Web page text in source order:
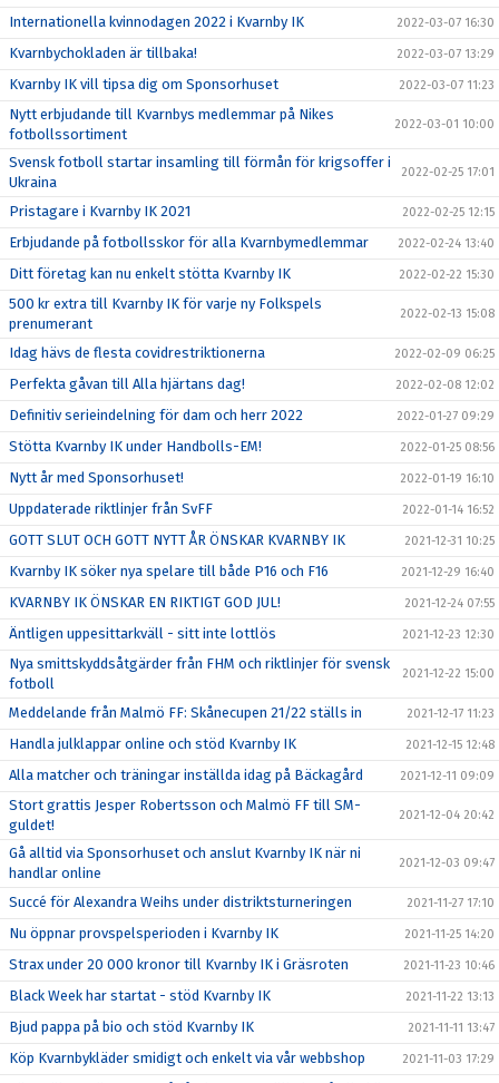
Internationella kvinnodagen 2022 i Kvarnby IK 2022-03-07 16:30
Kvarnbychokladen är tillbaka! 2022-03-07 13:29
Kvarnby IK vill tipsa dig om Sponsorhuset 2022-03-07 11:23
Nytt erbjudande till Kvarnbys medlemmar på Nikes
fotbollssortiment
2022-03-01 10:00
Svensk fotboll startar insamling till förmån för krigsoffer i
Ukraina
2022-02-25 17:01
Pristagare i Kvarnby IK 2021 2022-02-25 12:15
Erbjudande på fotbollsskor för alla Kvarnbymedlemmar 2022-02-24 13:40
Ditt företag kan nu enkelt stötta Kvarnby IK 2022-02-22 15:30
500 kr extra till Kvarnby IK för varje ny Folkspels
prenumerant
2022-02-13 15:08
Idag hävs de flesta covidrestriktionerna 2022-02-09 06:25
Perfekta gåvan till Alla hjärtans dag! 2022-02-08 12:02
Definitiv serieindelning för dam och herr 2022 2022-01-27 09:29
Stötta Kvarnby IK under Handbolls-EM! 2022-01-25 08:56
Nytt år med Sponsorhuset! 2022-01-19 16:10
Uppdaterade riktlinjer från SvFF 2022-01-14 16:52
GOTT SLUT OCH GOTT NYTT ÅR ÖNSKAR KVARNBY IK 2021-12-31 10:25
Kvarnby IK söker nya spelare till både P16 och F16 2021-12-29 16:40
KVARNBY IK ÖNSKAR EN RIKTIGT GOD JUL! 2021-12-24 07:55
Äntligen uppesittarkväll - sitt inte lottlös 2021-12-23 12:30
Nya smittskyddsåtgärder från FHM och riktlinjer för svensk
fotboll
2021-12-22 15:00
Meddelande från Malmö FF: Skånecupen 21/22 ställs in 2021-12-17 11:23
Handla julklappar online och stöd Kvarnby IK 2021-12-15 12:48
Alla matcher och träningar inställda idag på Bäckagård 2021-12-11 09:09
Stort grattis Jesper Robertsson och Malmö FF till SM-
guldet!
2021-12-04 20:42
Gå alltid via Sponsorhuset och anslut Kvarnby IK när ni
handlar online
2021-12-03 09:47
Succé för Alexandra Weihs under distriktsturneringen 2021-11-27 17:10
Nu öppnar provspelsperioden i Kvarnby IK 2021-11-25 14:20
Strax under 20 000 kronor till Kvarnby IK i Gräsroten 2021-11-23 10:46
Black Week har startat - stöd Kvarnby IK 2021-11-22 13:13
Bjud pappa på bio och stöd Kvarnby IK 2021-11-11 13:47
Köp Kvarnbykläder smidigt och enkelt via vår webbshop 2021-11-03 17:29